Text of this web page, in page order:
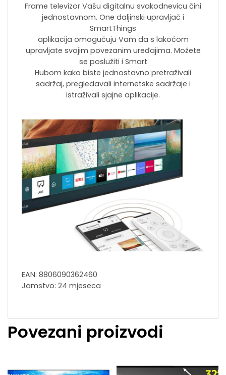
Frame televizor Vašu digitalnu svakodnevicu čini
jednostavnom. One daljinski upravljač i
SmartThings
aplikacija omogućuju Vam da s lakoćom
upravljate svojim povezanim uređajima. Možete
se poslužiti i Smart
Hubom kako biste jednostavno pretraživali
sadržaj, pregledavali internetske sadržaje i
istraživali sjajne aplikacije.
EAN: 8806090362460
Jamstvo: 24 mjeseca
Povezani proizvodi